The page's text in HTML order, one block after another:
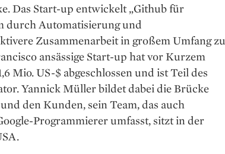
Das Start-up entwickelt „Github für
durch Automatisierung und
Zusammenarbeit in großem Umfang zu
ansässige Start-up hat vor Kurzem
Mio. US-$ abgeschlossen und ist Teil des
Yannick Müller bildet dabei die Brücke
den Kunden, sein Team, das auch
Programmierer umfasst, sitzt in der